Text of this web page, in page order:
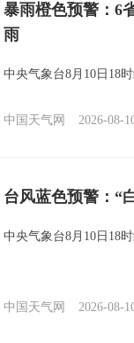
暴雨橙色预警：6
雨
中央气象台8月10日18
中国天气网 2026-08-
台风蓝色预警：“
中央气象台8月10日18
中国天气网 2026-08-